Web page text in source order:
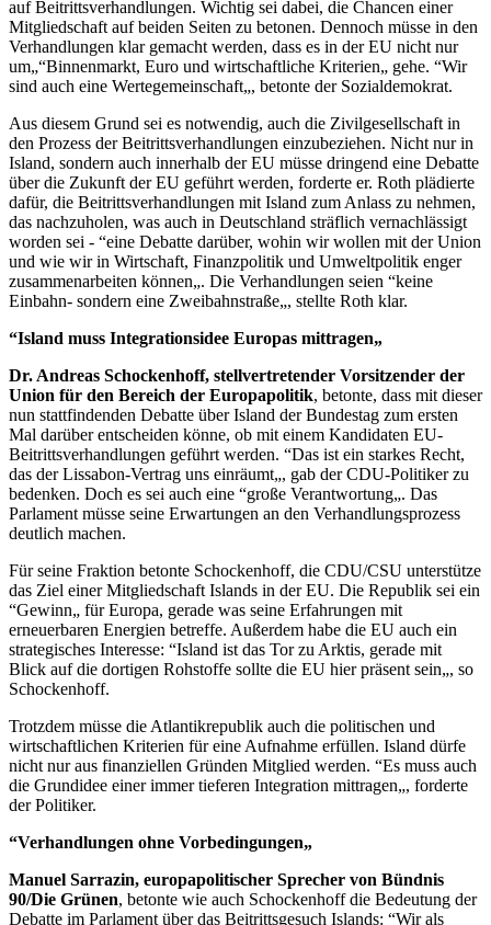
auf Beitrittsverhandlungen. Wichtig sei dabei, die Chancen einer
Mitgliedschaft auf beiden Seiten zu betonen. Dennoch müsse in den
Verhandlungen klar gemacht werden, dass es in der EU nicht nur
um„“Binnenmarkt, Euro und wirtschaftliche Kriterien„ gehe. “Wir
sind auch eine Wertegemeinschaft„, betonte der Sozialdemokrat.
Aus diesem Grund sei es notwendig, auch die Zivilgesellschaft in
den Prozess der Beitrittsverhandlungen einzubeziehen. Nicht nur in
Island, sondern auch innerhalb der EU müsse dringend eine Debatte
über die Zukunft der EU geführt werden, forderte er. Roth plädierte
dafür, die Beitrittsverhandlungen mit Island zum Anlass zu nehmen,
das nachzuholen, was auch in Deutschland sträflich vernachlässigt
worden sei - “eine Debatte darüber, wohin wir wollen mit der Union
und wie wir in Wirtschaft, Finanzpolitik und Umweltpolitik enger
zusammenarbeiten können„. Die Verhandlungen seien “keine
Einbahn- sondern eine Zweibahnstraße„, stellte Roth klar.
“Island muss Integrationsidee Europas mittragen„
Dr. Andreas Schockenhoff, stellvertretender Vorsitzender der
Union für den Bereich der Europapolitik, betonte, dass mit dieser
nun stattfindenden Debatte über Island der Bundestag zum ersten
Mal darüber entscheiden könne, ob mit einem Kandidaten EU-
Beitrittsverhandlungen geführt werden. “Das ist ein starkes Recht,
das der Lissabon-Vertrag uns einräumt„, gab der CDU-Politiker zu
bedenken. Doch es sei auch eine “große Verantwortung„. Das
Parlament müsse seine Erwartungen an den Verhandlungsprozess
deutlich machen.
Für seine Fraktion betonte Schockenhoff, die CDU/CSU unterstütze
das Ziel einer Mitgliedschaft Islands in der EU. Die Republik sei ein
“Gewinn„ für Europa, gerade was seine Erfahrungen mit
erneuerbaren Energien betreffe. Außerdem habe die EU auch ein
strategisches Interesse: “Island ist das Tor zu Arktis, gerade mit
Blick auf die dortigen Rohstoffe sollte die EU hier präsent sein„, so
Schockenhoff.
Trotzdem müsse die Atlantikrepublik auch die politischen und
wirtschaftlichen Kriterien für eine Aufnahme erfüllen. Island dürfe
nicht nur aus finanziellen Gründen Mitglied werden. “Es muss auch
die Grundidee einer immer tieferen Integration mittragen„, forderte
der Politiker.
“Verhandlungen ohne Vorbedingungen„
Manuel Sarrazin, europapolitischer Sprecher von Bündnis
90/Die Grünen, betonte wie auch Schockenhoff die Bedeutung der
Debatte im Parlament über das Beitrittsgesuch Islands: “Wir als